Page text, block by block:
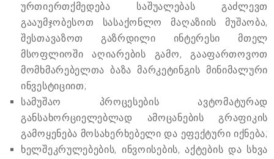
ურთიერთქმედება საშუალებას გაძლევთ
გააუმჯობესოთ სასაქონლო მაღაზიის მუშაობა,
შესთავაზოთ გაზრდილი ინტერესი მთელ
მსოფლიოში აღიარების გამო, გააფართოვოთ
მომხმარებელთა ბაზა მარკეტინგის მინიმალური
ინვესტიციით;
სამუშაო პროცესების ავტომატურად
განსახორციელებლად ამოცანების გრაფიკის
გამოყენება მოსახერხებელი და ეფექტური იქნება;
ხელშეკრულებების, ინვოისების, აქტების და სხვა